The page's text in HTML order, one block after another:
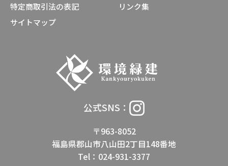
公式SNS：
〒963-8052
福島県郡山市八山田2丁目148番地
Tel：024-931-3377
特定商取引法の表記
リンク集
サイトマップ